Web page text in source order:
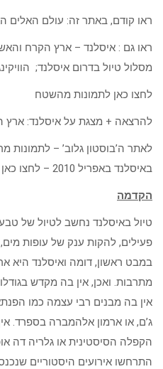
ראו קודם, באתר זה: עולם האלים
ראו גם : איסלנד – ארץ הקרח
מסלול טיול בדרום איסלנד;
לחצו כאן לתמונות מהשטח
להרצאה + מצגת על איסלנד: ארץ
לאתר ה’בוסטון גלוב’ –
באיסלנד באפריל 2010 – לחצו כאן
הקדמה
טיול באיסלנד נחשב לטיול של
פעילים, להקות ענק של עופות
במבט ראשון, דומה ואיסלנד היא
מתרבות. ואכן, אין בה מקדש
אין בה מבנים רבי עצמה כמו
ג’ם, או ארמון אלהמברה בספרד.
הקפלה הסיסטינית או גלריה דה
התרחשו אירועים היסטוריים